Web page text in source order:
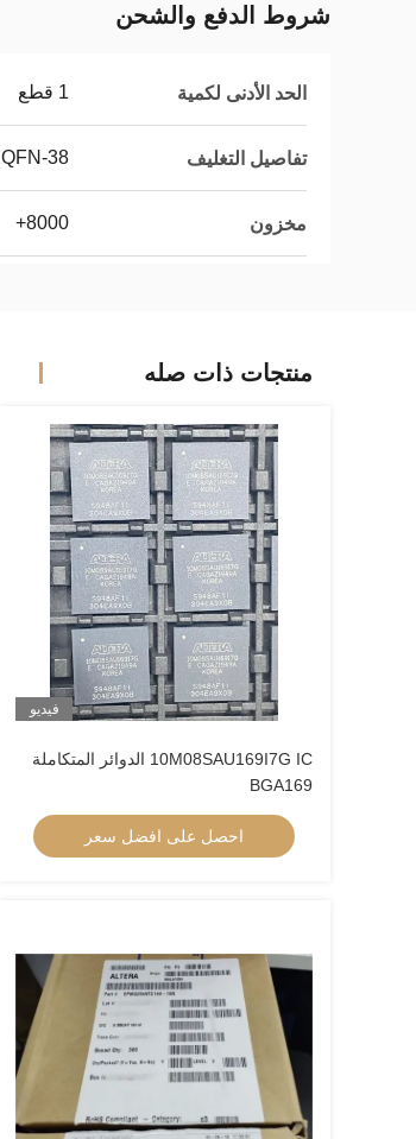
شروط الدفع والشحن
الحد الأدنى لكمية 1 قطع
تفاصيل التغليف QFN-38
مخزون 8000+
منتجات ذات صله
فيديو
10M08SAU169I7G IC الدوائر المتكاملة
BGA169
احصل على افضل سعر